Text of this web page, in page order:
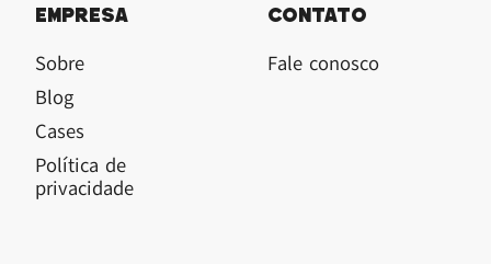
Empresa
Sobre
Blog
Cases
Política de
privacidade
Contato
Fale conosco